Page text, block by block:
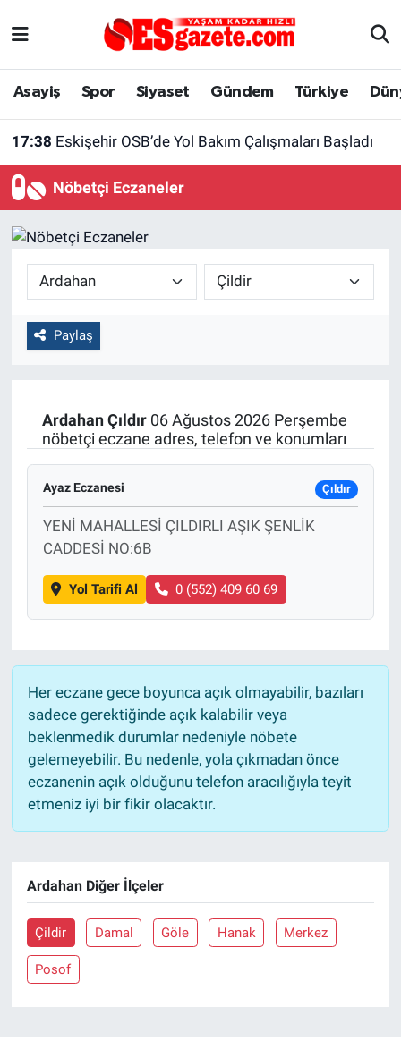
Asayiş Spor Siyaset Gündem Türkiye
17:38 Eskişehir OSB’de Yol Bakım Çalışmaları Başladı
Nöbetçi Eczaneler
Paylaş
Ardahan Çıldır06 Ağustos 2026 Perşembe
nöbetçi eczane adres, telefon ve konumları
Ayaz Eczanesi Çıldır
YENİ MAHALLESİ ÇILDIRLI AŞIK ŞENLİK
CADDESİ NO:6B
Yol Tarifi Al 0 (552) 409 60 69
Her eczane gece boyunca açık olmayabilir, bazıları
sadece gerektiğinde açık kalabilir veya
beklenmedik durumlar nedeniyle nöbete
gelemeyebilir. Bu nedenle, yola çıkmadan önce
eczanenin açık olduğunu telefon aracılığıyla teyit
etmeniz iyi bir fikir olacaktır.
Ardahan Diğer İlçeler
Çildir Damal Göle Hanak Merkez
Posof
Asayiş
Türkiye
Dünya
Sağlık
Yaşam
Eskişehir Arşivi
Röportaj
Ekonomi
Politika
Bilecik
Kütahya
Genel
Çevre
Yerel
Magazin
Bilim ve Teknoloji
Eskişehir Nöbetçi Eczaneler
Tüm Manşetler
Son Dakika Haberleri
Haber Arşivi